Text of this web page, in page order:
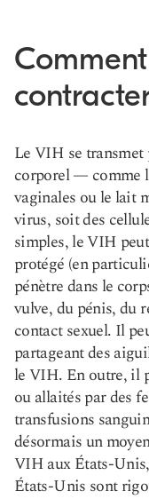
Le VIH se
corporel — comme
vaginales ou le lait
virus, soit des
simples, le VIH
protégé (en
pénètre dans le
vulve, du pénis, du
contact sexuel. Il
partageant des
le VIH. En outre, il
ou allaités par des
transfusions
désormais un
VIH aux États-
États-Unis sont